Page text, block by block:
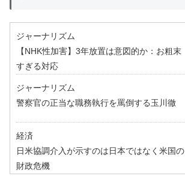
ジャーナリズム
【NHK性加害】3年放置は意図的か：お粗末
すぎる対応
ジャーナリズム
警察官の正当な職務執行を罵倒する玉川徹
経済
日米協調介入が示すのは日本ではなく米国の
財政危機